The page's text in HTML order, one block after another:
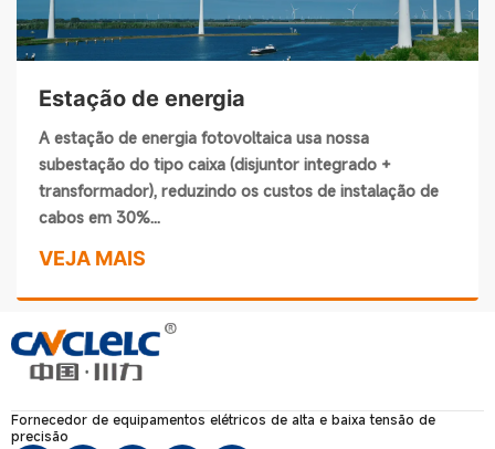
Estação de energia
A estação de energia fotovoltaica usa nossa
subestação do tipo caixa (disjuntor integrado +
transformador), reduzindo os custos de instalação de
cabos em 30%...
VEJA MAIS
Fornecedor de equipamentos elétricos de alta e baixa tensão de
precisão